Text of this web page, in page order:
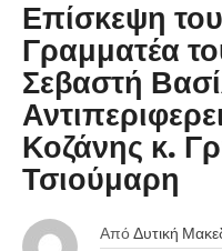
Επίσκεψη
Γραμματέα
Σεβαστή
Κοζάνης κ.
Τσιούμαρη
Από Δυτική